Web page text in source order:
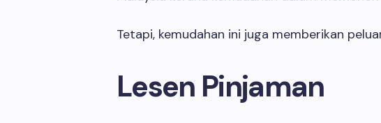
Tetapi, kemudahan ini juga memberikan
Lesen Pinjaman